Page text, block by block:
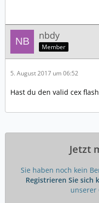
nbdy
Member
5. August 2017 um 06:52
Hast du den valid cex flash
Jetzt
Sie haben noch kein
Registrieren Sie sich
unserer